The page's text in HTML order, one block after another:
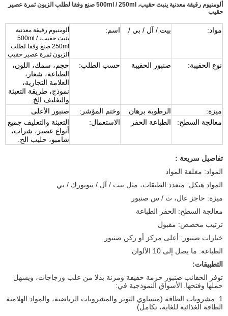
ألومنيوم رقيقة معدنية ينبث حقيب، 500ml / 250ml صنع وفقا لطلب الزبون ثمرة عصير
حقيب
مواد: بيت / آل / بي / اسم:
ألومنيوم رقيقة معدنية
ينبث حقيب، 500ml /
250ml صنع وفقا لطلب
الزبون ثمرة عصير حقيب
نوع الحقيبة: صنبور الحقيبة حسب الطلب:
حجم، سمك، اللون،
الطباعة، شعار،
العلامة التجارية،
نموذج، طريقة التعبئة
والتغليف الخ.
ميزة:
الرطوبة برهان وختم المؤشر:
صنبور الأعلى
معالجة السطح:
الطباعة الحفر الاستعمال:
التعبئة والتغليف جميع
أنواع عصير، شراب،
شامبو، حليب الخ.
تفاصيل سريعة :
المواد: مغلفة المواد
المواد هيكل: متعدد الطبقات، مثل بيت / آل / نيويورك / بي
ميزة: حاجز عال، ث / س صنبور
معالجة السطح: الحفر الطباعة
ترتيب مخصص: مقبول
خيارات صنبور: أعلى مركز أو ركن صنبور
الطباعة: ما يصل إلى 10 الألوان
التطبيقات:
توفر الحقائب صنبور حزمة خفيفة ومرنة بدلا من علب وزجاجات، ويسهل
حملها وفتحها. الأسواق النموذجية في:
1. مشروبات الطاقة (متساوي التوتر والمشروبات الرياضية، والمواد الهلامية
الطاقة الغذائية للغاية، تكامل)